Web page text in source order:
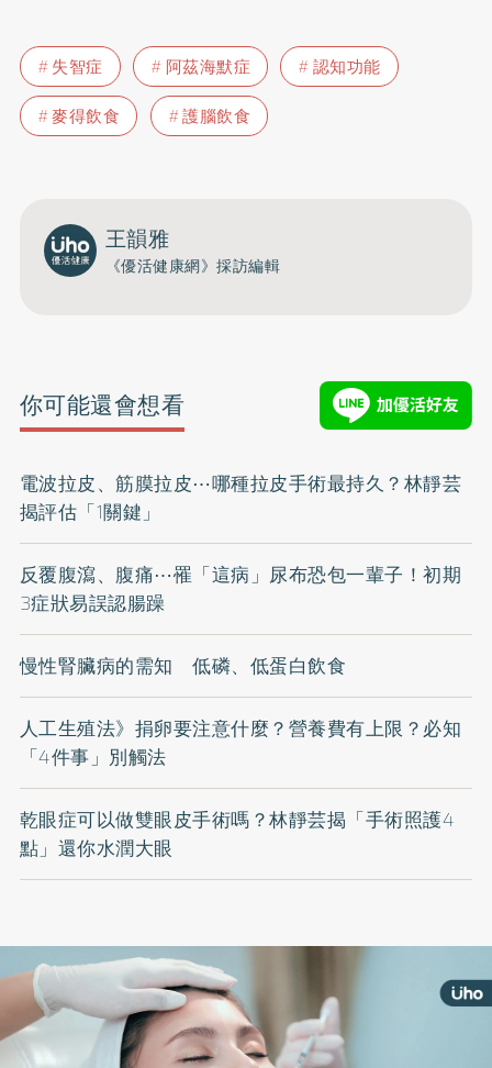
失智症 阿茲海默症
認知功能
麥得飲食
護腦飲食
王韻雅
《優活健康網》採訪編輯
你可能還會想看
電波拉皮、筋膜拉皮⋯哪種拉皮手術最持久？林靜芸
揭評估「1關鍵」
反覆腹瀉、腹痛⋯罹「這病」尿布恐包一輩子！初期
3症狀易誤認腸躁
慢性腎臟病的需知 低磷、低蛋白飲食
人工生殖法》捐卵要注意什麼？營養費有上限？必知
「4件事」別觸法
乾眼症可以做雙眼皮手術嗎？林靜芸揭「手術照護4
點」還你水潤大眼